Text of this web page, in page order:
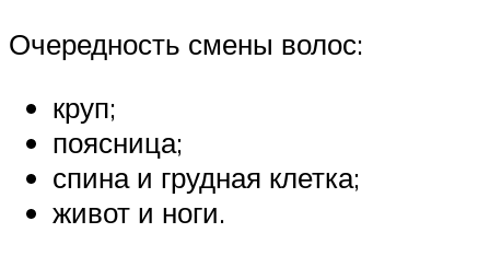
Очередность смены волос:
круп;
поясница;
спина и грудная клетка;
живот и ноги.